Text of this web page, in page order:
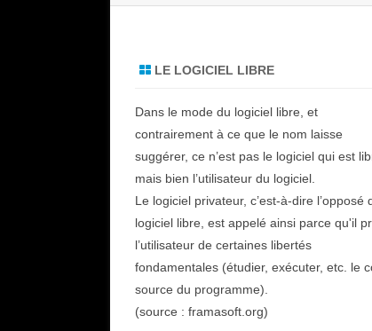
INSPIRATIONS PLUS LARGES
LE LOGICIEL LIBRE
Dans le mode du logiciel libre, et
contrairement à ce que le nom laisse
suggérer, ce n’est pas le logiciel qui est
mais bien l’utilisateur du logiciel.
Le logiciel privateur, c’est-à-dire l’opposé
logiciel libre, est appelé ainsi parce qu'il
l’utilisateur de certaines libertés
fondamentales (étudier, exécuter, etc. le
source du programme).
(source : framasoft.org)